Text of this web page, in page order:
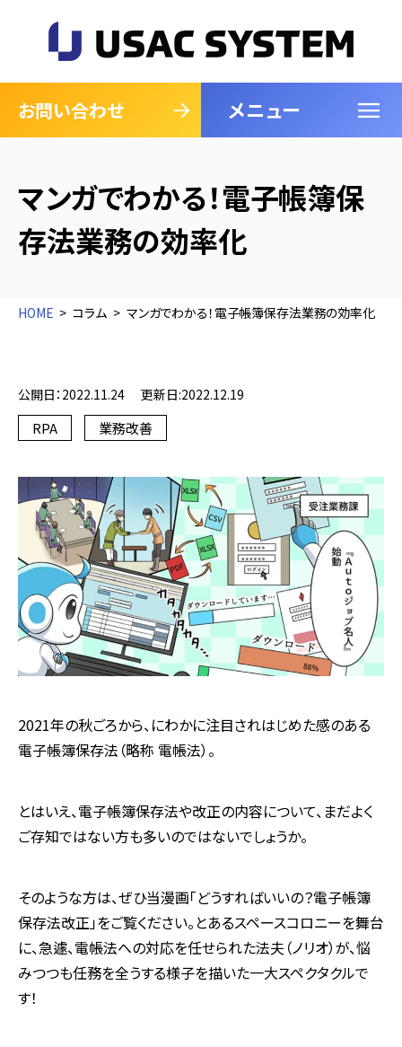
お問い合わせ メニュー
閉じる
マンガでわかる！電子帳簿保
存法業務の効率化
HOME コラム マンガでわかる！電子帳簿保存法業務の効率化
公開日：2022.11.24 更新日:2022.12.19
RPA 業務改善
2021年の秋ごろから、にわかに注目されはじめた感のある
電子帳簿保存法（略称 電帳法）。
とはいえ、電子帳簿保存法や改正の内容について、まだよく
ご存知ではない方も多いのではないでしょうか。
そのような方は、ぜひ当漫画「どうすればいいの？電子帳簿
保存法改正」をご覧ください。とあるスペースコロニーを舞台
に、急遽、電帳法への対応を任せられた法夫（ノリオ）が、悩
みつつも任務を全うする様子を描いた一大スペクタクルで
す！